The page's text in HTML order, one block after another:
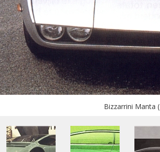
Bizzarrini Manta